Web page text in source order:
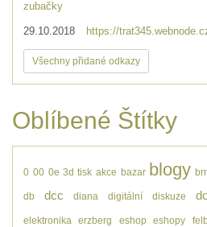
zubačky
29.10.2018 https://
Všechny přidané odkazy
Oblíbené Štítky
0 00 0e 3d tisk akce bazar blogy
db dcc diana digitální diskuze
elektronika erzberg eshop eshopy